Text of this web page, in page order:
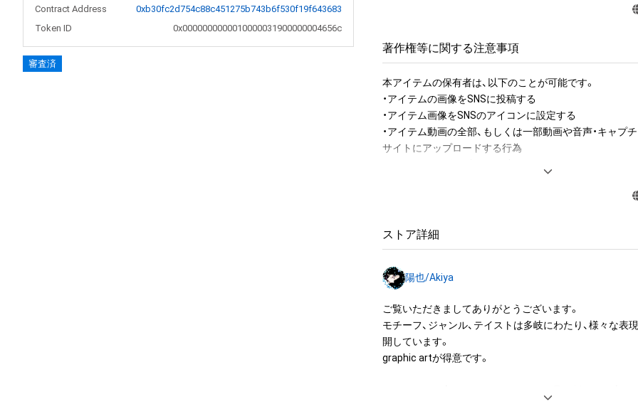
Contract Address
0xb30fc2d754c88c451275b743b6f530f19f643683
Token ID
0x0000000000010000031900000004656c
審査済
著作権等に関する注意事項
本アイテムの保有者は、以下のことが可能です。
・アイテムの画像をSNSに投稿する
・アイテム画像をSNSのアイコンに設定する
・アイテム動画の全部、もしくは一部動画や音声・キャプ
サイトにアップロードする行為
みますがこれらに限られません。)にかかる知的財産権(著
は、本アイテムの著作権を有する方、著作隣接権の権利
有していたとしても、本アイテムに関する創作物にかかる
することを意味しません。
・本アイテムの著作権を有する方、著作隣接権の権利者ま
を受けている者からの事前の同意なしに、上記の「本アイ
(改変、公開、配布、逆コンパイル、リバースエンジニアリ
ストア詳細
陽也/Akiya
ご覧いただきましてありがとうございます。
モチーフ、ジャンル、テイストは多岐にわたり、様々な表
開しています。
graphic artが得意です。